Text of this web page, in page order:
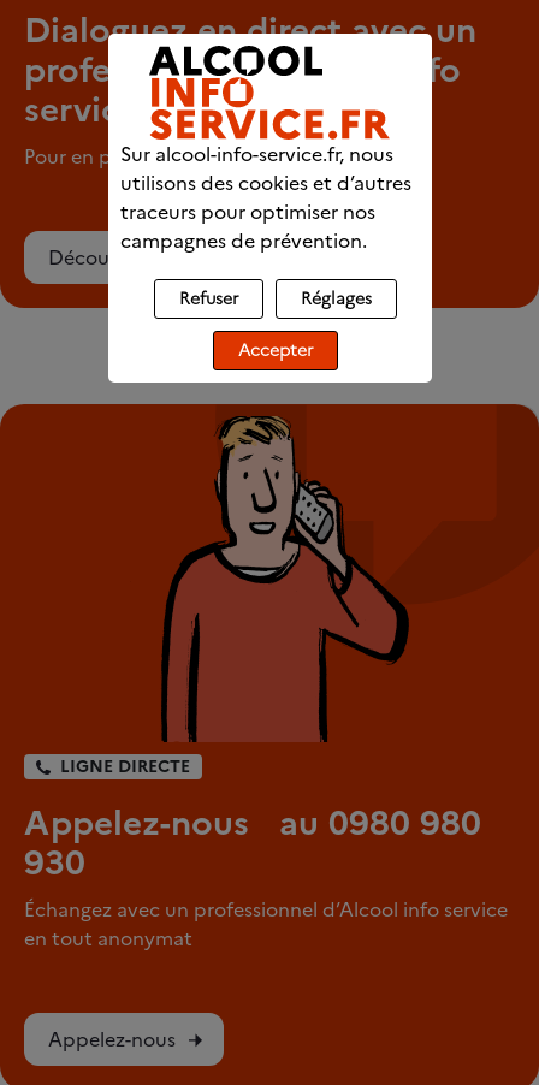
Dialoguez en direct avec un
professionnel d’Alcool info
service
Pour en parler en tout anonymat
Découvrez le chat
LIGNE DIRECTE
Appelez-nous au 0980 980
930
Échangez avec un professionnel d’Alcool info service
en tout anonymat
Appelez-nous
Sur alcool-info-service.fr, nous
utilisons des cookies et d’autres
traceurs pour optimiser nos
campagnes de prévention.
Refuser Réglages
Accepter